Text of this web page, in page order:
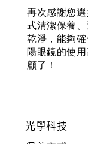
再次感謝您
式清潔保養
乾淨，能夠
陽眼鏡的使
顧了！
光學科技